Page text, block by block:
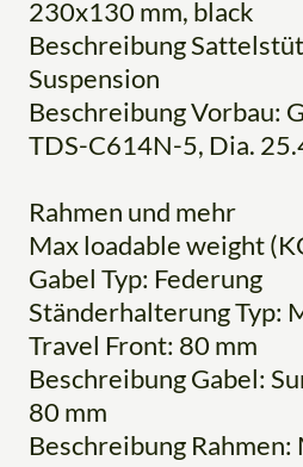
230x130 mm, black
Beschreibung
Suspension
Beschreibung Vorbau:
TDS-C614N-5, Dia.
Rahmen und mehr
Max loadable weight
Gabel Typ: Federung
Ständerhalterung Typ:
Travel Front: 80 mm
Beschreibung Gabel:
80 mm
Beschreibung